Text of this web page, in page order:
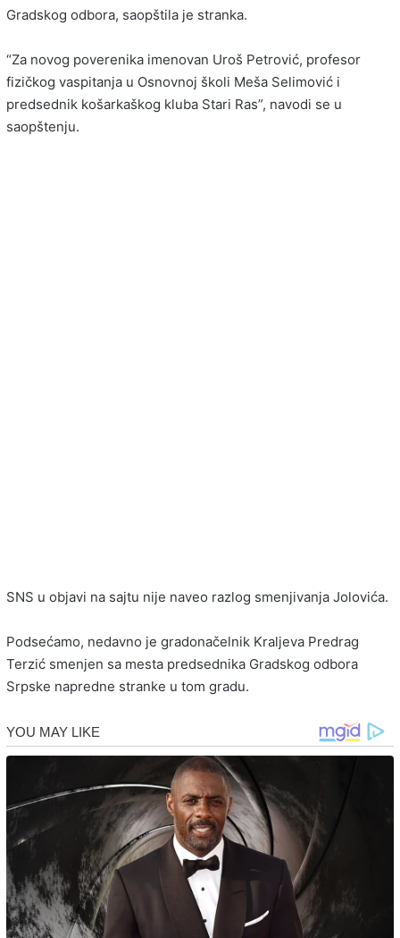
Gradskog odbora, saopštila je stranka.
“Za novog poverenika imenovan Uroš Petrović, profesor
fizičkog vaspitanja u Osnovnoj školi Meša Selimović i
predsednik košarkaškog kluba Stari Ras”, navodi se u
saopštenju.
SNS u objavi na sajtu nije naveo razlog smenjivanja Jolovića.
Podsećamo, nedavno je gradonačelnik Kraljeva Predrag
Terzić smenjen sa mesta predsednika Gradskog odbora
Srpske napredne stranke u tom gradu.